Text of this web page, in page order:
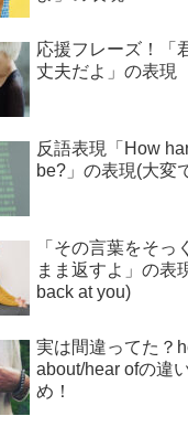
応援フレーズ！「
丈夫だよ」の表現
反語表現「How
be?」の表現(大変
「その言葉をそっ
まま返すよ」の表
back at you)
実は間違ってた？
about/hear ofの違
め！